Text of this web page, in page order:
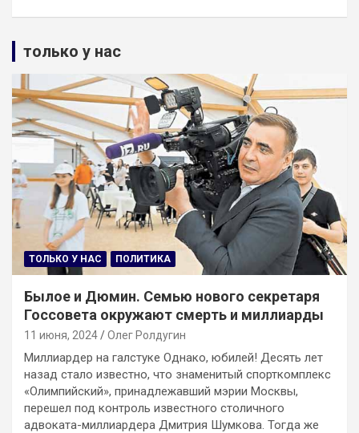
только у нас
ТОЛЬКО У НАС ПОЛИТИКА
Былое и Дюмин. Семью нового секретаря
Госсовета окружают смерть и миллиарды
11 июня, 2024 Олег Ролдугин
Миллиардер на галстуке Однако, юбилей! Десять лет
назад стало известно, что знаменитый спорткомплекс
«Олимпийский», принадлежавший мэрии Москвы,
перешел под контроль известного столичного
адвоката-миллиардера Дмитрия Шумкова. Тогда же